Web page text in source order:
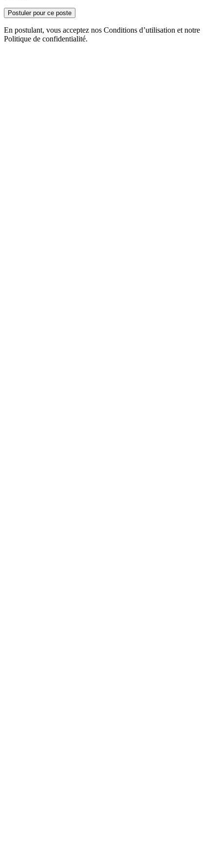
Postuler pour ce poste
En postulant, vous acceptez nos Conditions d’utilisation et notre
Politique de confidentialité.